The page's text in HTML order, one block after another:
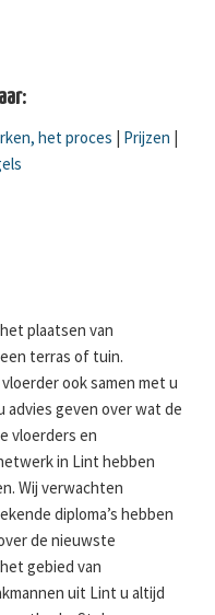
het proces Prijzen
plaatsen van
terras of tuin.
ook samen met u
advies geven over wat de
vloerders en
in Lint hebben
Wij verwachten
diploma’s hebben
de nieuwste
gebied van
uit Lint u altijd